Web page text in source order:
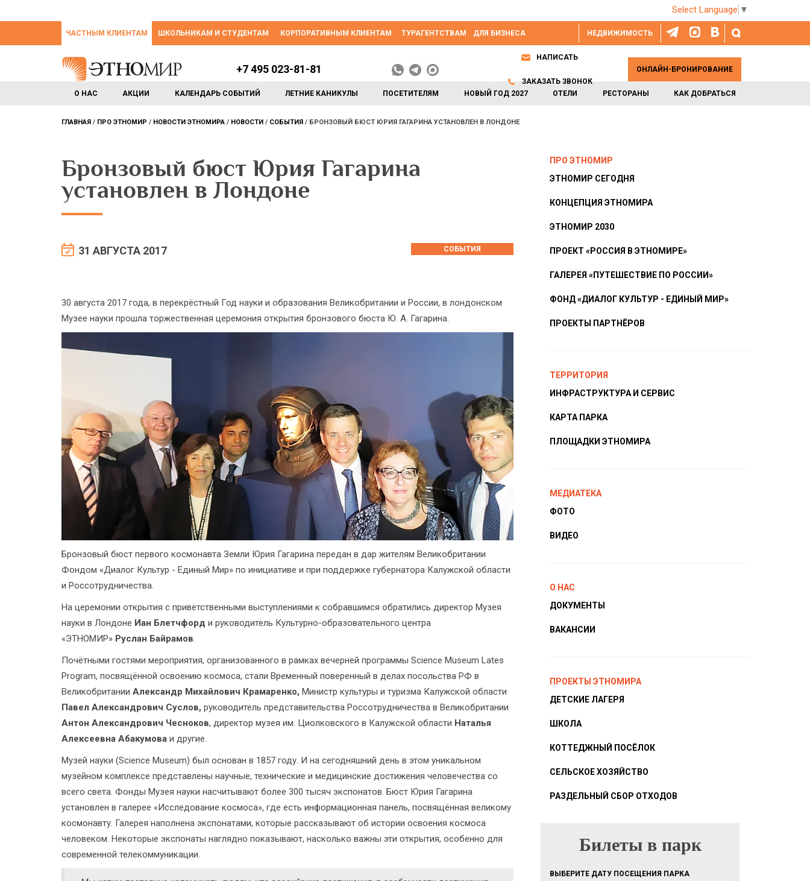
Select Language ▼
НЕДВИЖИМОСТЬ
ЧАСТНЫМ КЛИЕНТАМ ШКОЛЬНИКАМ И СТУДЕНТАМ КОРПОРАТИВНЫМ КЛИЕНТАМ ТУРАГЕНТСТВАМ ДЛЯ БИЗНЕСА
О НАС АКЦИИ КАЛЕНДАРЬ СОБЫТИЙ ЛЕТНИЕ КАНИКУЛЫ ПОСЕТИТЕЛЯМ НОВЫЙ ГОД 2027 ОТЕЛИ РЕСТОРАНЫ КАК ДОБРАТЬСЯ
+7 495 023-81-81
НАПИСАТЬ
ЗАКАЗАТЬ ЗВОНОК
ОНЛАЙН-БРОНИРОВАНИЕ
ГЛАВНАЯ ПРО ЭТНОМИР НОВОСТИ ЭТНОМИРА НОВОСТИ СОБЫТИЯ БРОНЗОВЫЙ БЮСТ ЮРИЯ ГАГАРИНА УСТАНОВЛЕН В ЛОНДОНЕ
Бронзовый бюст Юрия Гагарина
установлен в Лондоне
31 АВГУСТА 2017 СОБЫТИЯ
30 августа 2017 года, в перекрёстный Год науки и образования Великобритании и России, в лондонском
Музее науки прошла торжественная церемония открытия бронзового бюста Ю. А. Гагарина.
Бронзовый бюст первого космонавта Земли Юрия Гагарина передан в дар жителям Великобритании
Фондом «Диалог Культур - Единый Мир» по инициативе и при поддержке губернатора Калужской области
и Россотрудничества.
На церемонии открытия с приветственными выступлениями к собравшимся обратились директор Музея
науки в Лондоне Иан Блетчфорд и руководитель Культурно-образовательного центра
«ЭТНОМИР» Руслан Байрамов.
Почётными гостями мероприятия, организованного в рамках вечерней программы Science Museum Lates
Program, посвящённой освоению космоса, стали Временный поверенный в делах посольства РФ в
Великобритании Александр Михайлович Крамаренко, Министр культуры и туризма Калужской области
Павел Александрович Суслов, руководитель представительства Россотрудничества в Великобритании
Антон Александрович Чесноков, директор музея им. Циолковского в Калужской области Наталья
Алексеевна Абакумова и другие.
Музей науки (Science Museum) был основан в 1857 году. И на сегодняшний день в этом уникальном
музейном комплексе представлены научные, технические и медицинские достижения человечества со
всего света. Фонды Музея науки насчитывают более 300 тысяч экспонатов. Бюст Юрия Гагарина
установлен в галерее «Исследование космоса», где есть информационная панель, посвящённая великому
космонавту. Галерея наполнена экспонатами, которые рассказывают об истории освоения космоса
человеком. Некоторые экспонаты наглядно показывают, насколько важны эти открытия, особенно для
современной телекоммуникации.
ПРО ЭТНОМИР
ЭТНОМИР СЕГОДНЯ
КОНЦЕПЦИЯ ЭТНОМИРА
ЭТНОМИР 2030
ПРОЕКТ «РОССИЯ В ЭТНОМИРЕ»
ГАЛЕРЕЯ «ПУТЕШЕСТВИЕ ПО РОССИИ»
ФОНД «ДИАЛОГ КУЛЬТУР - ЕДИНЫЙ МИР»
ПРОЕКТЫ ПАРТНЁРОВ
ТЕРРИТОРИЯ
ИНФРАСТРУКТУРА И СЕРВИС
КАРТА ПАРКА
ПЛОЩАДКИ ЭТНОМИРА
МЕДИАТЕКА
ФОТО
ВИДЕО
О НАС
ДОКУМЕНТЫ
ВАКАНСИИ
ПРОЕКТЫ ЭТНОМИРА
ДЕТСКИЕ ЛАГЕРЯ
ШКОЛА
КОТТЕДЖНЫЙ ПОСЁЛОК
СЕЛЬСКОЕ ХОЗЯЙСТВО
РАЗДЕЛЬНЫЙ СБОР ОТХОДОВ
БИЛЕТЫ В ПАРК
Билеты в парк
ВЫБЕРИТЕ ДАТУ ПОСЕЩЕНИЯ ПАРКА